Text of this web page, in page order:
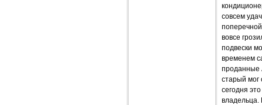
совсем
вовсе
подвески
временем
проданные
старый мог
сегодня
владельца.